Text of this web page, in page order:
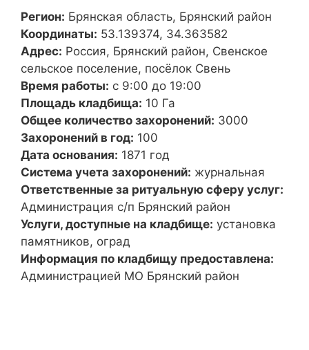
Регион: Брянская область, Брянский район
Координаты: 53.139374, 34.363582
Адрес: Россия, Брянский район, Свенское
сельское поселение, посёлок Свень
Время работы: с 9:00 до 19:00
Площадь кладбища: 10 Га
Общее количество захоронений: 3000
Захоронений в год: 100
Дата основания: 1871 год
Система учета захоронений: журнальная
Ответственные за ритуальную сферу услуг:
Администрация с/п Брянский район
Услуги, доступные на кладбище: установка
памятников, оград
Информация по кладбищу предоставлена:
Администрацией МО Брянский район